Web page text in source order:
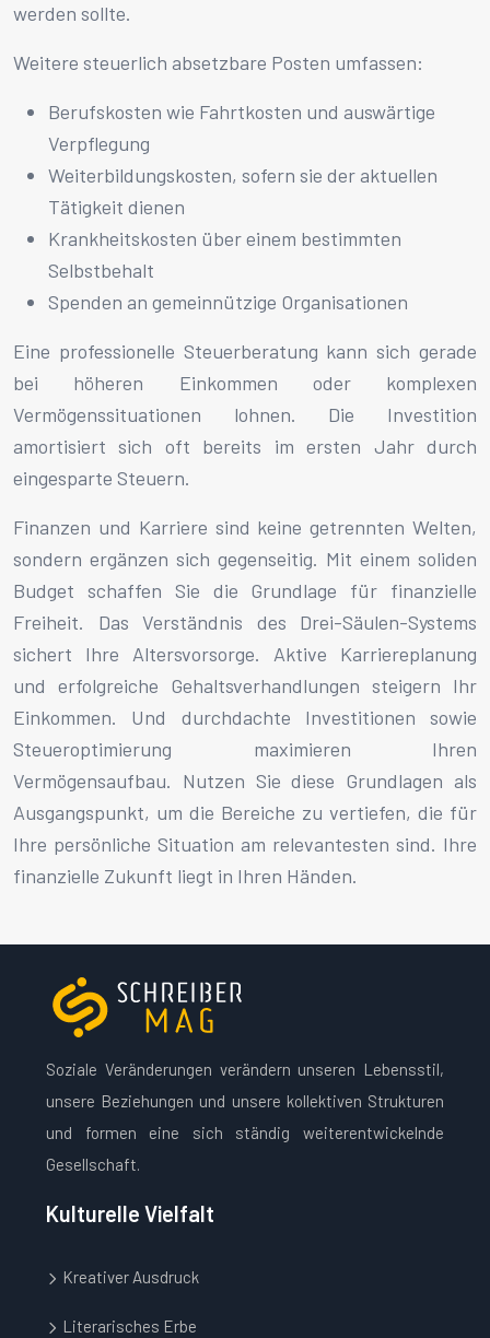
werden sollte.
Weitere steuerlich absetzbare Posten umfassen:
Berufskosten wie Fahrtkosten und auswärtige
Verpflegung
Weiterbildungskosten, sofern sie der aktuellen
Tätigkeit dienen
Krankheitskosten über einem bestimmten
Selbstbehalt
Spenden an gemeinnützige Organisationen
Eine professionelle Steuerberatung kann sich gerade
bei höheren Einkommen oder komplexen
Vermögenssituationen lohnen. Die Investition
amortisiert sich oft bereits im ersten Jahr durch
eingesparte Steuern.
Finanzen und Karriere sind keine getrennten Welten,
sondern ergänzen sich gegenseitig. Mit einem soliden
Budget schaffen Sie die Grundlage für finanzielle
Freiheit. Das Verständnis des Drei-Säulen-Systems
sichert Ihre Altersvorsorge. Aktive Karriereplanung
und erfolgreiche Gehaltsverhandlungen steigern Ihr
Einkommen. Und durchdachte Investitionen sowie
Steueroptimierung maximieren Ihren
Vermögensaufbau. Nutzen Sie diese Grundlagen als
Ausgangspunkt, um die Bereiche zu vertiefen, die für
Ihre persönliche Situation am relevantesten sind. Ihre
finanzielle Zukunft liegt in Ihren Händen.
Soziale Veränderungen verändern unseren Lebensstil,
unsere Beziehungen und unsere kollektiven Strukturen
und formen eine sich ständig weiterentwickelnde
Gesellschaft.
Kulturelle Vielfalt
Kreativer Ausdruck
Literarisches Erbe